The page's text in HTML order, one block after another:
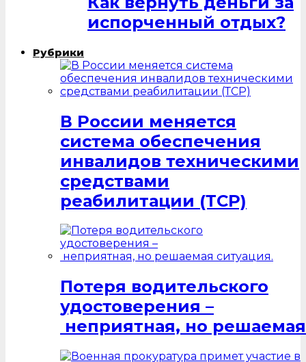
испорченный отдых?
Рубрики
В России меняется
система обеспечения
инвалидов техническими
средствами
реабилитации (ТСР)
Потеря водительского
удостоверения –
неприятная, но